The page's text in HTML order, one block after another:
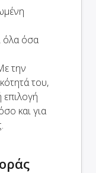
όλα όσα
την
του,
επιλογή
και για